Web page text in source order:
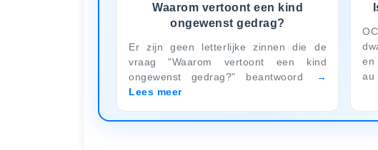
Waarom vertoont een kind
ongewenst gedrag?
Er zijn geen letterlijke zinnen die de
vraag "Waarom vertoont een kind
ongewenst gedrag?" beantwoord
Lees meer
en
au